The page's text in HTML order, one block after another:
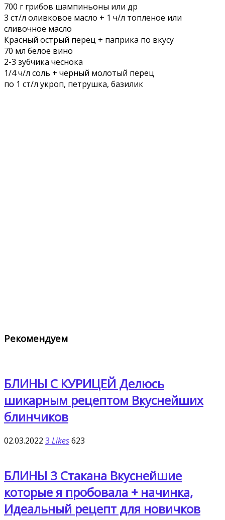
700 г грибов шампиньоны или др
3 ст/л оливковое масло + 1 ч/л топленое или
сливочное масло
Красный острый перец + паприка по вкусу
70 мл белое вино
2-3 зубчика чеснока
1/4 ч/л соль + черный молотый перец
по 1 ст/л укроп, петрушка, базилик
Рекомендуем
БЛИНЫ С КУРИЦЕЙ Делюсь
шикарным рецептом Вкуснейших
блинчиков
02.03.2022 3 Likes623
БЛИНЫ 3 Стакана Вкуснейшие
которые я пробовала + начинка,
Идеальный рецепт для новичков